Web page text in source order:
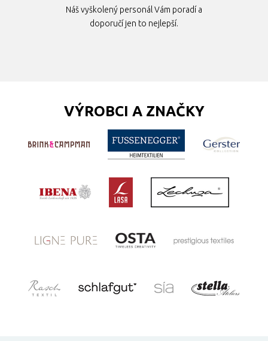
Náš vyškolený personál Vám poradí a
doporučí jen to nejlepší.
VÝROBCI A ZNAČKY